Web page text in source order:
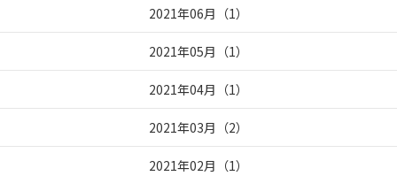
2021年06月 （1）
2021年05月 （1）
2021年04月 （1）
2021年03月 （2）
2021年02月 （1）